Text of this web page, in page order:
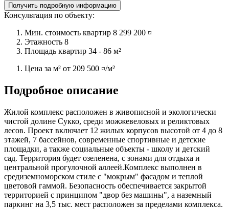
Получить подробную информацию
Консультация по объекту:
Мин. стоимость квартир 8 299 200 ¤
Этажность 8
Площадь квартир 34 - 86 м²
Цена за м² от 209 500 ¤/м²
Подробное описание
Жилой комплекс расположен в живописной и экологически
чистой долине Сукко, среди можжевеловых и реликтовых
лесов. Проект включает 12 жилых корпусов высотой от 4 до 8
этажей, 7 бассейнов, современные спортивные и детские
площадки, а также социальные объекты - школу и детский
сад. Территория будет озеленена, с зонами для отдыха и
центральной прогулочной аллеей.Комплекс выполнен в
средиземноморском стиле с "мокрым" фасадом и теплой
цветовой гаммой. Безопасность обеспечивается закрытой
территорией с принципом "двор без машины", а наземный
паркинг на 3,5 тыс. мест расположен за пределами комплекса.